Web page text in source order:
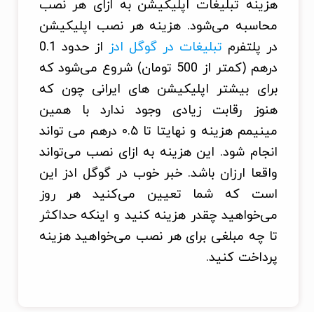
هزینه تبلیغات اپلیکیشن به ازای هر نصب
محاسبه می‌شود. هزینه هر نصب اپلیکیشن
در پلتفرم تبلیغات در گوگل ادز
از حدود 0.1
درهم (کمتر از 500 تومان) شروع می‌شود که
برای بیشتر اپلیکیشن های ایرانی چون که
هنوز رقابت زیادی وجود ندارد با همین
مینیمم هزینه و نهایتا تا ۰.۵ درهم می تواند
انجام شود. این هزینه به ازای نصب می‌تواند
واقعا ارزان باشد. خبر خوب در گوگل ادز این
است که شما تعیین می‌کنید هر روز
می‌خواهید چقدر هزینه کنید و اینکه حداکثر
تا چه مبلغی برای هر نصب می‌خواهید هزینه
پرداخت کنید.